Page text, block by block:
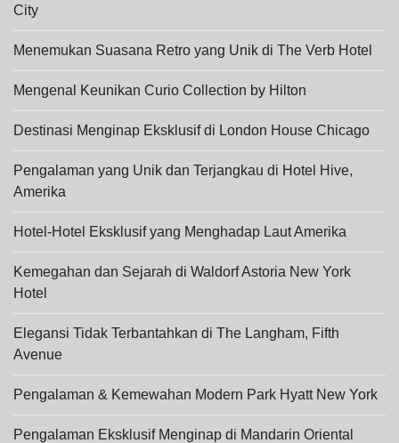
City
Menemukan Suasana Retro yang Unik di The Verb Hotel
Mengenal Keunikan Curio Collection by Hilton
Destinasi Menginap Eksklusif di London House Chicago
Pengalaman yang Unik dan Terjangkau di Hotel Hive,
Amerika
Hotel-Hotel Eksklusif yang Menghadap Laut Amerika
Kemegahan dan Sejarah di Waldorf Astoria New York
Hotel
Elegansi Tidak Terbantahkan di The Langham, Fifth
Avenue
Pengalaman & Kemewahan Modern Park Hyatt New York
Pengalaman Eksklusif Menginap di Mandarin Oriental